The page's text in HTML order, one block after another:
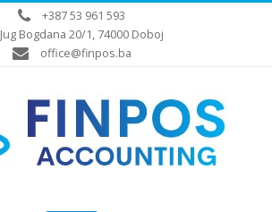
+387 53 961 593
Jug Bogdana 20/1, 74000 Doboj
office@finpos.ba